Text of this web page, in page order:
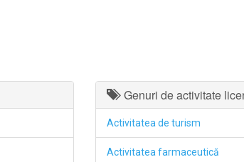
Genuri de activitate
Activitatea de turism
Activitatea farmaceutică